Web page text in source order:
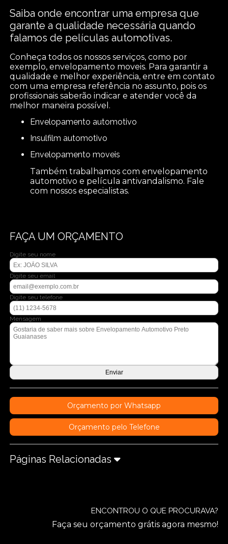
Saiba onde encontrar uma empresa que
garante a qualidade necessária quando
falamos de películas automotivas.
Conheça todos os nossos serviços, como por
exemplo, envelopamento moveis. Para garantir a
qualidade e melhor experiência, entre em contato
com uma empresa referência no assunto, pois os
profissionais saberão indicar e atender você da
melhor maneira possível.
envelopamento automotivo
insulfilm automotivo
envelopamento moveis
Também trabalhamos com envelopamento
automotivo e película antivandalismo. Fale
com nossos especialistas.
FAÇA UM ORÇAMENTO
Digite seu nome
Digite seu email
Digite seu telefone
Mensagem
Orçamento por Whatsapp
Orçamento pelo Telefone
Páginas Relacionadas
ENCONTROU O QUE PROCURAVA?
Faça seu orçamento grátis agora mesmo!